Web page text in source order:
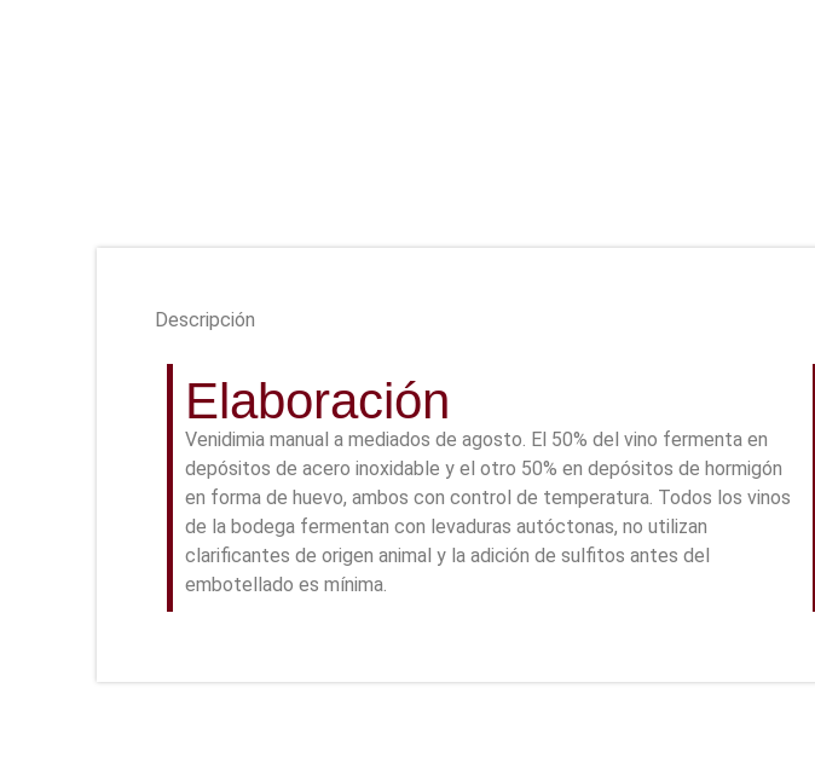
Descripción
Elaboración
Venidimia manual a mediados de agosto. El 50% del vino fermenta en
depósitos de acero inoxidable y el otro 50% en depósitos de hormigón
en forma de huevo, ambos con control de temperatura. Todos los vinos
de la bodega fermentan con levaduras autóctonas, no utilizan
clarificantes de origen animal y la adición de sulfitos antes del
embotellado es mínima.